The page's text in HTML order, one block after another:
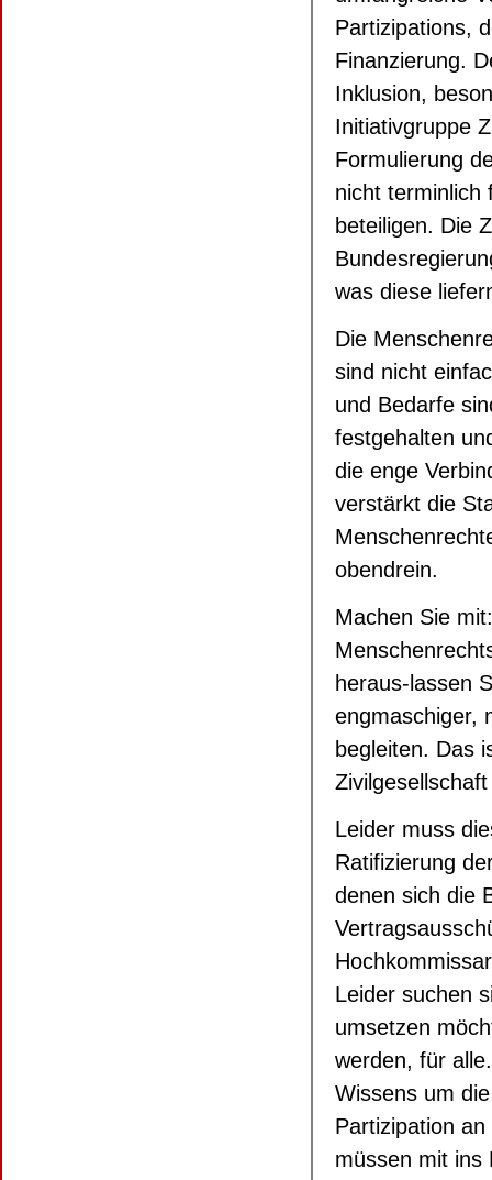
Partizipations,
Finanzierung.
Inklusion,
Initiativgruppe
Formulierung
nicht terminlich
beteiligen. Die
was diese
Die
sind nicht
und Bedarfe
festgehalten
die enge
verstärkt die
obendrein.
Machen Sie mit:
heraus-lassen
engmaschiger,
begleiten. Das
Leider muss
Ratifizierung
denen sich die
Leider suchen
umsetzen
werden, für
Wissens um
Partizipation
müssen mit ins